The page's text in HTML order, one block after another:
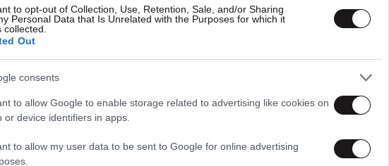
to opt-out of Collection, Use, Retention, Sale, and/or Sharing
Personal Data that Is Unrelated with the Purposes for which it
collected.
Out
consents
to allow Google to enable storage related to advertising like cookies on
or device identifiers in apps.
to allow my user data to be sent to Google for online advertising